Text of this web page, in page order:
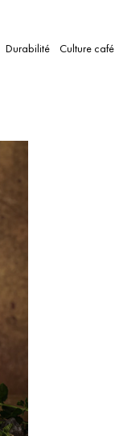
Durabilité Culture café